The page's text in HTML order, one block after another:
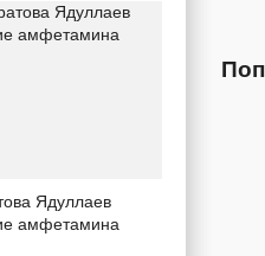
Ядуллаев
амфетамина